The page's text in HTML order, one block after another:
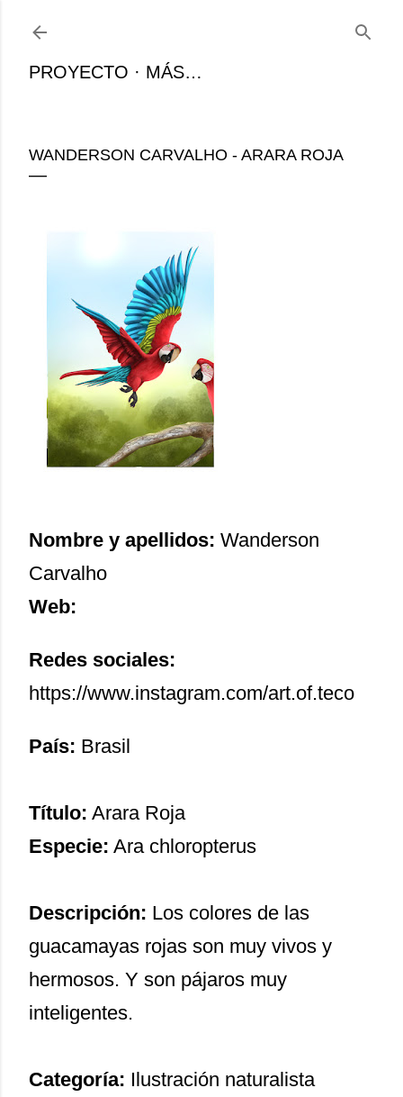
Ir al contenido principal
PROYECTO MÁS…
WANDERSON CARVALHO - ARARA ROJA
Nombre y apellidos: Wanderson
Carvalho
Web:
Redes sociales:
https://www.instagram.com/art.of.teco
País: Brasil
Título: Arara Roja
Especie: Ara chloropterus
Descripción: Los colores de las
guacamayas rojas son muy vivos y
hermosos. Y son pájaros muy
inteligentes.
Categoría: Ilustración naturalista